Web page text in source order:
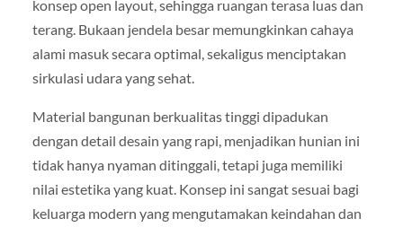
konsep open layout, sehingga ruangan terasa luas dan
terang. Bukaan jendela besar memungkinkan cahaya
alami masuk secara optimal, sekaligus menciptakan
sirkulasi udara yang sehat.
Material bangunan berkualitas tinggi dipadukan
dengan detail desain yang rapi, menjadikan hunian ini
tidak hanya nyaman ditinggali, tetapi juga memiliki
nilai estetika yang kuat. Konsep ini sangat sesuai bagi
keluarga modern yang mengutamakan keindahan dan